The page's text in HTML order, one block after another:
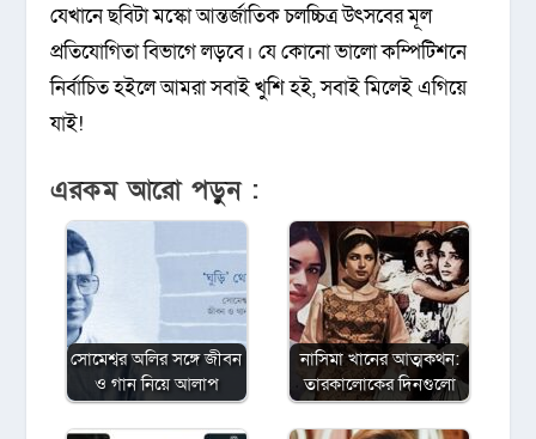
যেখানে ছবিটা মস্কো আন্তর্জাতিক চলচ্চিত্র উৎসবের মূল
প্রতিযোগিতা বিভাগে লড়বে। যে কোনো ভালো কম্পিটিশনে
নির্বাচিত হইলে আমরা সবাই খুশি হই, সবাই মিলেই এগিয়ে
যাই!
এরকম আরো পড়ুন :
সোমেশ্বর অলির সঙ্গে জীবন
ও গান নিয়ে আলাপ
নাসিমা খানের আত্মকথন:
তারকালোকের দিনগুলো